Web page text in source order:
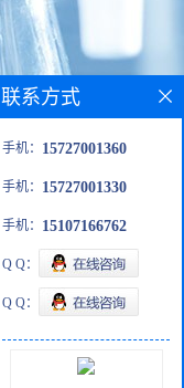
联系方式
手机： 15727001360
手机： 15727001330
手机： 15107166762
Q Q：
Q Q：